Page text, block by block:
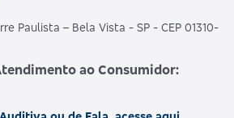
Paulista – Bela Vista - SP - CEP 01310-
ao Consumidor: